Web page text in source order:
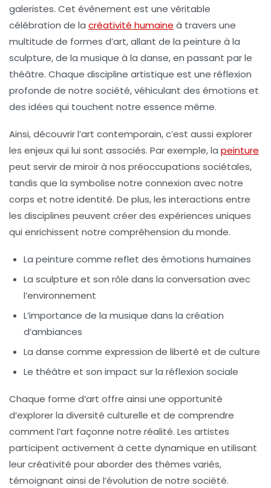
galeristes. Cet événement est une véritable
célébration de la créativité humaine à travers une
multitude de formes d’art, allant de la peinture à la
sculpture, de la musique à la danse, en passant par le
théâtre. Chaque discipline artistique est une réflexion
profonde de notre société, véhiculant des émotions et
des idées qui touchent notre essence même.
Ainsi, découvrir l’art contemporain, c’est aussi explorer
les enjeux qui lui sont associés. Par exemple, la peinture
peut servir de miroir à nos préoccupations sociétales,
tandis que la symbolise notre connexion avec notre
corps et notre identité. De plus, les interactions entre
les disciplines peuvent créer des expériences uniques
qui enrichissent notre compréhension du monde.
La peinture comme reflet des émotions humaines
La sculpture et son rôle dans la conversation avec
l’environnement
L’importance de la musique dans la création
d’ambiances
La danse comme expression de liberté et de culture
Le théâtre et son impact sur la réflexion sociale
Chaque forme d’art offre ainsi une opportunité
d’explorer la diversité culturelle et de comprendre
comment l’art façonne notre réalité. Les artistes
participent activement à cette dynamique en utilisant
leur créativité pour aborder des thèmes variés,
témoignant ainsi de l’évolution de notre société.